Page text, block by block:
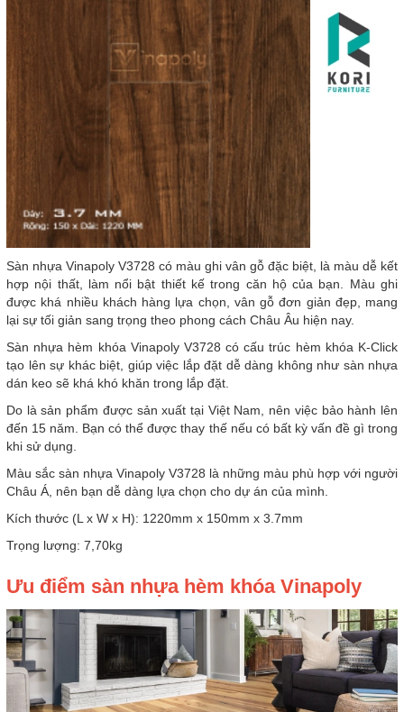
Sàn nhựa Vinapoly V3728 có màu ghi vân gỗ đặc biệt, là màu dễ kết
hợp nội thất, làm nổi bật thiết kế trong căn hộ của bạn. Màu ghi
được khá nhiều khách hàng lựa chọn, vân gỗ đơn giản đẹp, mang
lại sự tối giản sang trọng theo phong cách Châu Âu hiện nay.
Sàn nhựa hèm khóa Vinapoly V3728 có cấu trúc hèm khóa K-Click
tạo lên sự khác biệt, giúp việc lắp đặt dễ dàng không như sàn nhựa
dán keo sẽ khá khó khăn trong lắp đặt.
Do là sản phẩm được sản xuất tại Việt Nam, nên việc bảo hành lên
đến 15 năm. Bạn có thể được thay thế nếu có bất kỳ vấn đề gì trong
khi sử dụng.
Màu sắc sàn nhựa Vinapoly V3728 là những màu phù hợp với người
Châu Á, nên bạn dễ dàng lựa chọn cho dự án của mình.
Kích thước (L x W x H): 1220mm x 150mm x 3.7mm
Trọng lượng: 7,70kg
Ưu điểm sàn nhựa hèm khóa Vinapoly